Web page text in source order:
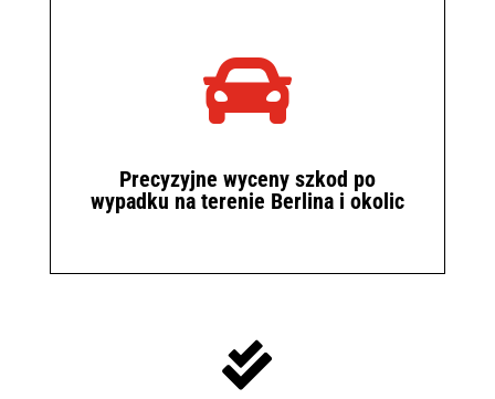

Precyzyjne wyceny szkod po
wypadku na terenie Berlina i okolic
